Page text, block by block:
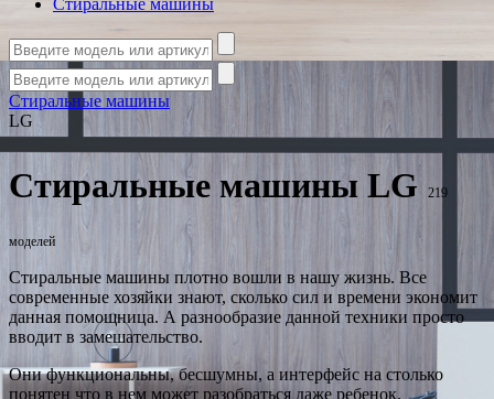
Стиральные машины
Стиральные машины
LG
Стиральные машины LG 219
моделей
Стиральные машины плотно вошли в нашу жизнь. Все
современные хозяйки знают, сколько сил и времени экономит
данная помощница. А разнообразие данной техники просто
вводит в замешательство.
Они функциональны, бесшумны, а интерфейс на столько
понятен что в нем может разобраться даже ребенок.